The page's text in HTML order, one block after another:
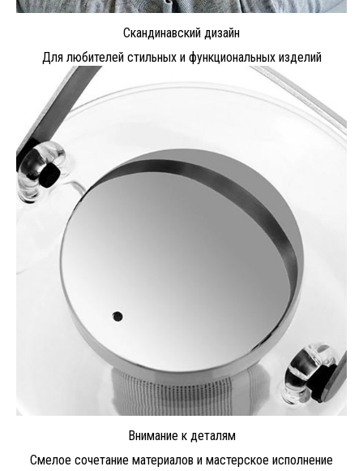
Скандинавский дизайн
Для любителей стильных и функциональных изделий
Внимание к деталям
Смелое сочетание материалов и мастерское исполнение